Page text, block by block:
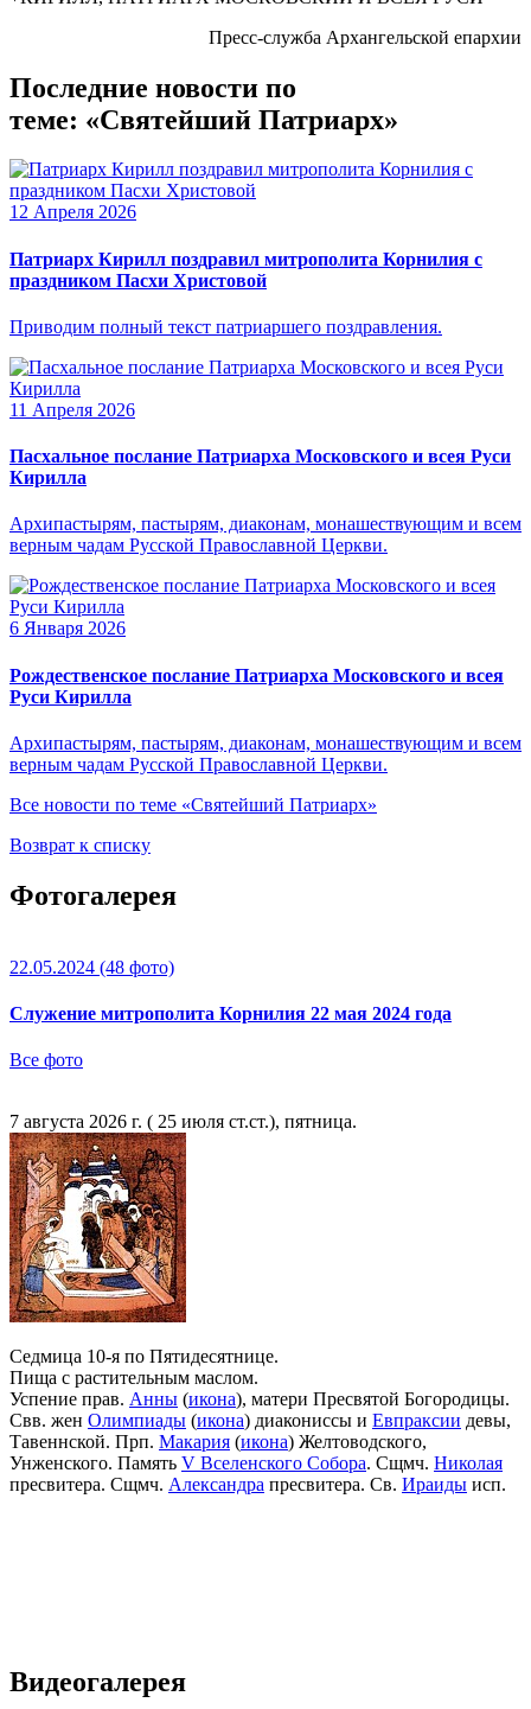
Пресс-служба Архангельской епархии
Последние новости по
теме: «Святейший Патриарх»
12 Апреля 2026
Патриарх Кирилл поздравил митрополита Корнилия с
праздником Пасхи Христовой
Приводим полный текст патриаршего поздравления.
11 Апреля 2026
Пасхальное послание Патриарха Московского и всея Руси
Кирилла
Архипастырям, пастырям, диаконам, монашествующим и всем
верным чадам Русской Православной Церкви.
6 Января 2026
Рождественское послание Патриарха Московского и всея
Руси Кирилла
Архипастырям, пастырям, диаконам, монашествующим и всем
верным чадам Русской Православной Церкви.
Все новости по теме «Святейший Патриарх»
Возврат к списку
Фотогалерея
22.05.2024 (48 фото)
Служение митрополита Корнилия 22 мая 2024 года
Все фото
7 августа 2026 г. ( 25 июля ст.ст.), пятница.
Седмица 10-я по Пятидесятнице.
Пища с растительным маслом.
Успение прав. Анны (икона), матери Пресвятой Богородицы.
Свв. жен Олимпиады (икона) диакониссы и Евпраксии девы,
Тавеннской. Прп. Макария (икона) Желтоводского,
Унженского. Память V Вселенского Собора. Сщмч. Николая
пресвитера. Сщмч. Александра пресвитера. Св. Ираиды исп.
Видеогалерея